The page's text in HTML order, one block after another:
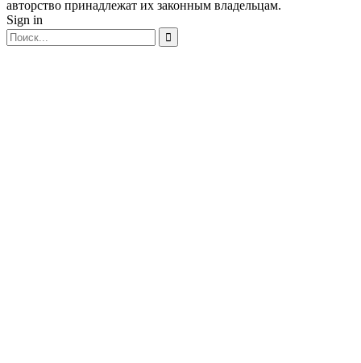
авторство принадлежат их законным владельцам.
Sign in